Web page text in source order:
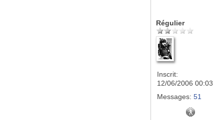
Régulier
Inscrit:
12/06/2006 00:03
Messages: 51